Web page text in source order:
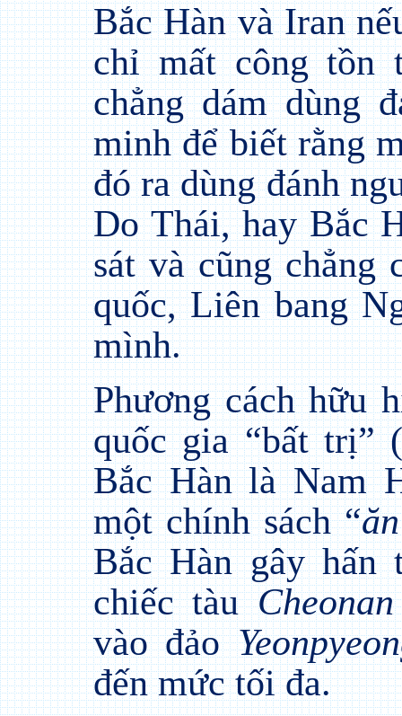
Bắc Hàn và Iran
chỉ mất công tồn
chẳng dám dùng
minh để biết rằng
đó ra dùng đánh
Do Thái, hay Bắc
sát và cũng chẳng
quốc, Liên bang
mình.
Phương cách hữu
quốc gia “bất trị”
Bắc Hàn là Nam
một chính sách “
Bắc Hàn gây
chiếc tàuCheonan
vào đảo
đến mức tối đa.